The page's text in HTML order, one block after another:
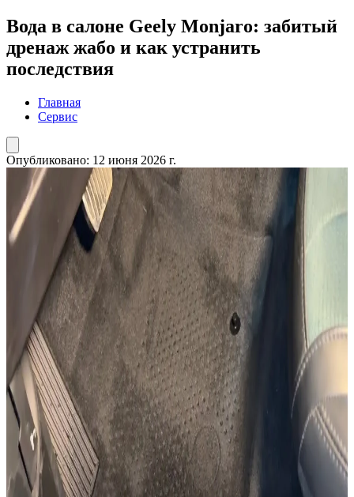
Вода в салоне Geely Monjaro: забитый
дренаж жабо и как устранить
последствия
Главная
Сервис
Опубликовано: 12 июня 2026 г.